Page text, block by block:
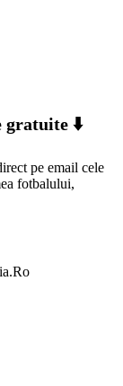
gratuite ⬇️
pe email cele
fotbalului,